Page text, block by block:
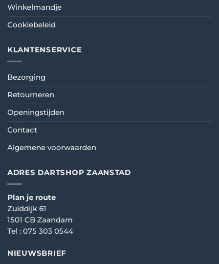
Winkelmandje
Cookiebeleid
KLANTENSERVICE
Bezorging
Retourneren
Openingstijden
Contact
Algemene voorwaarden
ADRES DARTSHOP ZAANSTAD
Plan je route
Zuiddijk 61
1501 CB Zaandam
Tel : 075 303 0544
NIEUWSBRIEF